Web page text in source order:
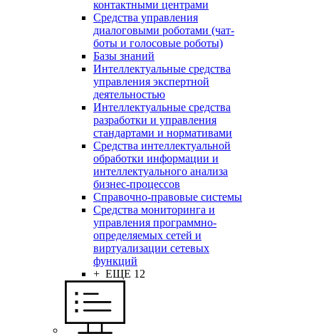
контактными центрами
Средства управления
диалоговыми роботами (чат-
боты и голосовые роботы)
Базы знаний
Интеллектуальные средства
управления экспертной
деятельностью
Интеллектуальные средства
разработки и управления
стандартами и нормативами
Средства интеллектуальной
обработки информации и
интеллектуального анализа
бизнес-процессов
Справочно-правовые системы
Средства мониторинга и
управления программно-
определяемых сетей и
виртуализации сетевых
функций
+ ЕЩЕ 12